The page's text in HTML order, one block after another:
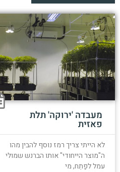
מעבדה 'ירוקה' תלת
פאזית
לא הייתי צריך רמז נוסף להבין מהו
ה"מוצר הייחודי" אותו הברנש שמולי
עמל לפַתֵח, מי